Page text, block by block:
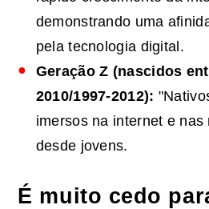
demonstrando uma
pela tecnologia digital.
Geração Z (nascidos
2010/1997-2012):
imersos na internet e
desde jovens.
É muito cedo